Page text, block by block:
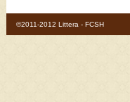
©2011-2012 Littera - FCSH